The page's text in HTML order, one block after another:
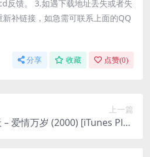
反馈。 3.如遇下载地址丢失或者失
补链接，如急需可联系上面的QQ
分享 收藏 点赞(0)
上一篇
爱情万岁 (2000) [iTunes Plus